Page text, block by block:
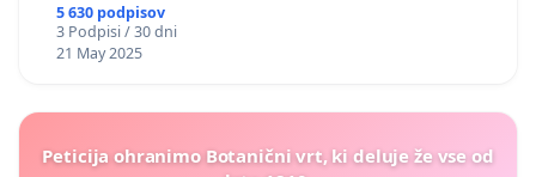
5 630 podpisov
3 Podpisi / 30 dni
21 May 2025
Peticija ohranimo Botanični vrt, ki deluje že vse od